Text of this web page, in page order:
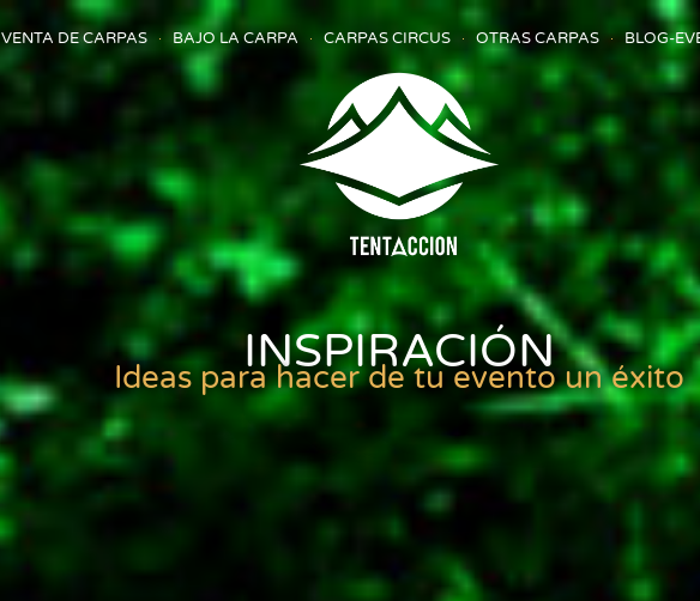
VENTA DE CARPAS BAJO LA CARPA CARPAS CIRCUS OTRAS CARPAS BLOG-
INSPIRACIÓN
Ideas para hacer de tu evento un éxito